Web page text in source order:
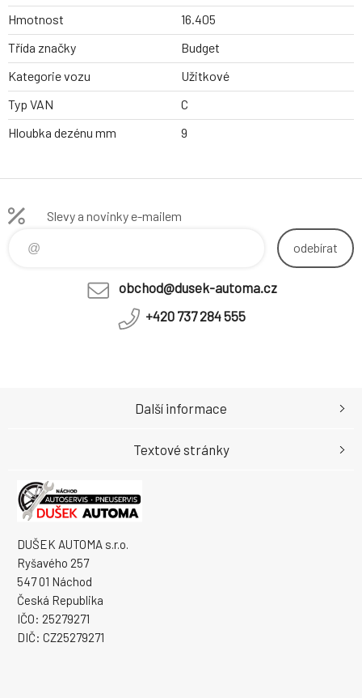
Hmotnost
16.405
Třída značky
Budget
Kategorie vozu
Užitkové
Typ VAN
C
Hloubka dezénu mm
9
Slevy a novinky e-mailem
odebírat
obchod@dusek-automa.cz
+420 737 284 555
DUŠEK AUTOMA s.r.o.
Ryšavého 257
547 01 Náchod
Česká Republika
IČO: 25279271
DIČ: CZ25279271
Další informace
Textové stránky